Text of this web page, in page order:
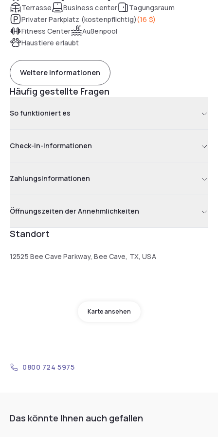
Terrasse
Business center
Tagungsraum
Privater Parkplatz (kostenpflichtig)(16 $)
Fitness Center
Außenpool
Haustiere erlaubt
Weitere Informationen
Häufig gestellte Fragen
So funktioniert es
Check-in-Informationen
Zahlungsinformationen
Öffnungszeiten der Annehmlichkeiten
Standort
12525 Bee Cave Parkway, Bee Cave, TX, USA
Karte ansehen
0800 724 5975
Das könnte Ihnen auch gefallen